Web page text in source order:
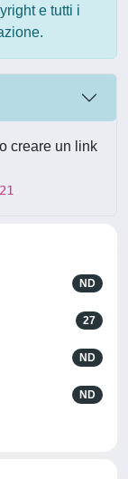
e tutti i
creare un link
ND
27
ND
ND